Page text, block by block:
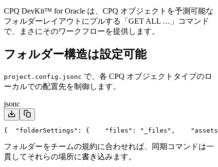
CPQ DevKit™ for Oracle は、CPQ オブジェクトを予測可能な
フォルダーレイアウトにプルする「GET ALL …」コマンド
で、まさにそのワークフローを提供します。
フォルダー構造は設定可能
project.config.jsonc で、各 CPQ オブジェクトタイプのロ
ーカルでの配置先を制御します。
jsonc
{
  "folderSettings": {
    "files": "_files",
フォルダーをチームの規約に合わせれば、同期コマンドは一
貫してそれらの場所に書き込みます。